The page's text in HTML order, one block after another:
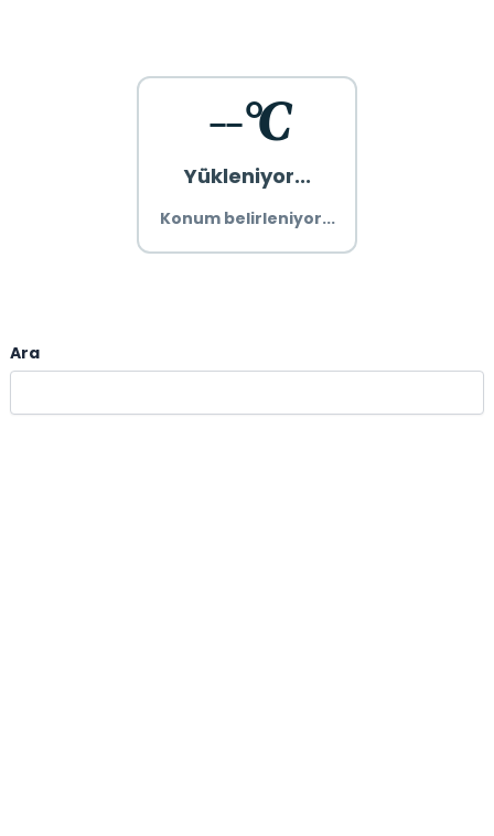
--°C
Yükleniyor...
Konum belirleniyor...
Ara